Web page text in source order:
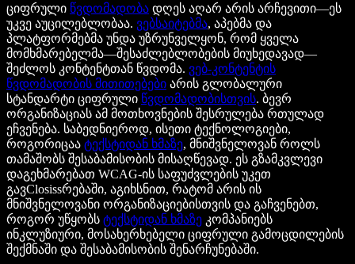
ციფრული წვდომადობა დღეს აღარ არის არჩევითი—ეს
უკვე აუცილებლობაა. ვებსაიტებმა, აპებმა და
პლატფორმებმა უნდა უზრუნველყონ, რომ ყველა
მომხმარებელმა—შესაძლებლობების მიუხედავად—
შეძლოს კონტენტთან წვდომა. ვებ-კონტენტის
წვდომადობის მითითებები არის გლობალური
სტანდარტი ციფრული წვდომადობისთვის. ბევრ
ორგანიზაციას ამ მოთხოვნების შესრულება რთულად
ეჩვენება. საბედნიეროდ, ისეთი ტექნოლოგიები,
როგორიცაა ტექსტიდან ხმაზე, მნიშვნელოვან როლს
თამაშობს შესაბამისობის მისაღწევად. ეს გზამკვლევი
დაგეხმარებათ WCAG-ის საფუძვლების უკეთ
გავClosissრებაში, აგიხსნით, რატომ არის ის
მნიშვნელოვანი ორგანიზაციებისთვის და გაჩვენებთ,
როგორ უწყობს ტექსტიდან ხმაზე კომპანიებს
ინკლუზიური, მოსახერხებელი ციფრული გამოცდილების
შექმნაში და შესაბამისობის შენარჩუნებაში.